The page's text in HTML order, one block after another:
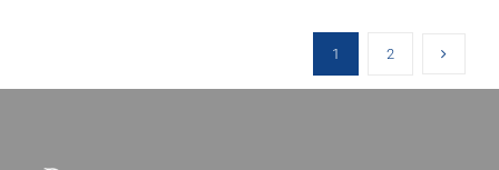
1 2